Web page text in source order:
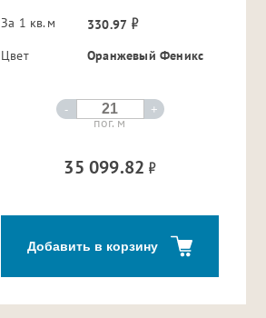
За 1 кв.м
330.97
Цвет
Оранжевый Феникс
- +
пог. м
35 099.82
Добавить в корзину